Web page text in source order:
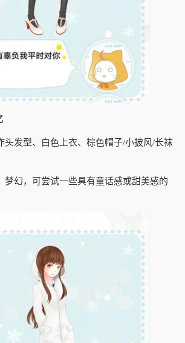
头发型、白色上衣、棕色帽子/小披风/长袜
梦幻，可尝试一些具有童话感或甜美感的